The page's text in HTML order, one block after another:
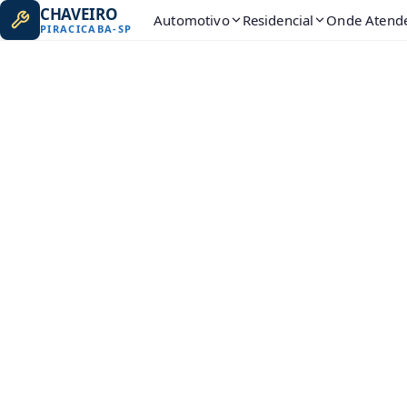
CHAVEIRO
PIRACICABA-SP Automotivo Residencial Onde